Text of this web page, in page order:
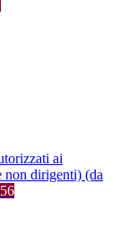
ai
non dirigenti) (da
56